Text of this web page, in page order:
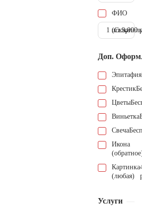
ФИО
1 шт.9.000
Доп.
Эпитафия
Крестик
Цветы
Виньетка
Свеча
Икона
Картинка
(любая)
Услуги